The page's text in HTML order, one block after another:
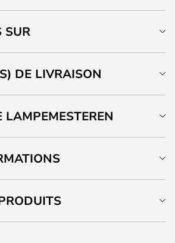
SUR
DE LIVRAISON